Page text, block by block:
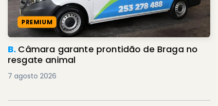
PREMIUM
B. Câmara garante prontidão de Braga no
resgate animal
7 agosto 2026